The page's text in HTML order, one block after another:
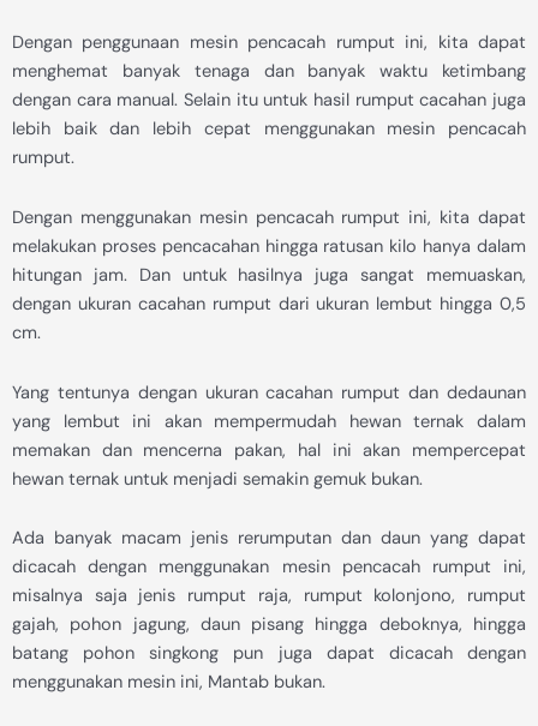
Dengan penggunaan mesin pencacah rumput ini, kita dapat
menghemat banyak tenaga dan banyak waktu ketimbang
dengan cara manual. Selain itu untuk hasil rumput cacahan juga
lebih baik dan lebih cepat menggunakan mesin pencacah
rumput.
Dengan menggunakan mesin pencacah rumput ini, kita dapat
melakukan proses pencacahan hingga ratusan kilo hanya dalam
hitungan jam. Dan untuk hasilnya juga sangat memuaskan,
dengan ukuran cacahan rumput dari ukuran lembut hingga 0,5
cm.
Yang tentunya dengan ukuran cacahan rumput dan dedaunan
yang lembut ini akan mempermudah hewan ternak dalam
memakan dan mencerna pakan, hal ini akan mempercepat
hewan ternak untuk menjadi semakin gemuk bukan.
Ada banyak macam jenis rerumputan dan daun yang dapat
dicacah dengan menggunakan mesin pencacah rumput ini,
misalnya saja jenis rumput raja, rumput kolonjono, rumput
gajah, pohon jagung, daun pisang hingga deboknya, hingga
batang pohon singkong pun juga dapat dicacah dengan
menggunakan mesin ini, Mantab bukan.